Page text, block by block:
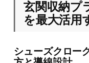
玄関収納プ
を最大活用
シューズクロー